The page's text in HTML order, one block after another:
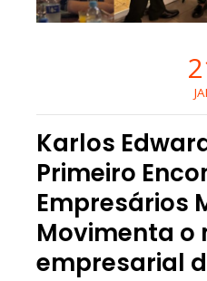
Karlos
Primeiro
Empresários
Movimenta o
empresarial